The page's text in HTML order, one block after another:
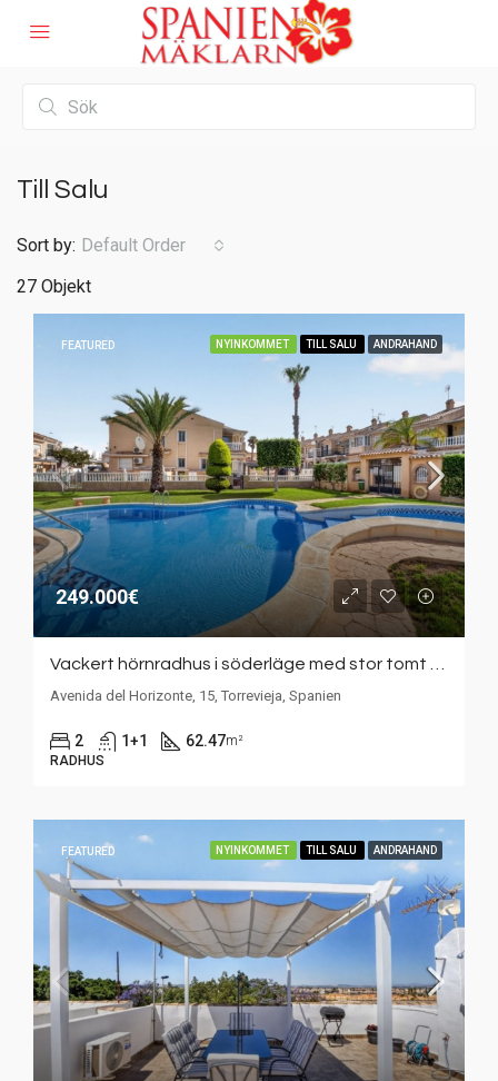
Till Salu
27 Objekt
Sort by: Default Order
FEATURED NYINKOMMET TILL SALU ANDRAHAND
249.000€
Avenida del Horizonte, 15, Torrevieja, Spanien
2 1+1 62.47m²
RADHUS
FEATURED NYINKOMMET TILL SALU ANDRAHAND